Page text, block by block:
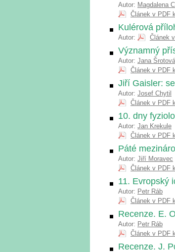
Autor: Magdalena
Článek v PDF
Kulérová
Autor: Článek
Významný
Autor: Jana Šrotová
Článek v PDF
Jiří Gaisler:
Autor: Josef Chytil
Článek v PDF
10. dny
Autor: Jan Krekule
Článek v PDF
Páté
Autor: Jiří Moravec
Článek v PDF
11. Evropský
Autor: Petr Ráb
Článek v PDF
Recenze. E.
Autor: Petr Ráb
Článek v PDF
Recenze. J.